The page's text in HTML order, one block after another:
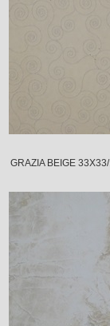
33X33/